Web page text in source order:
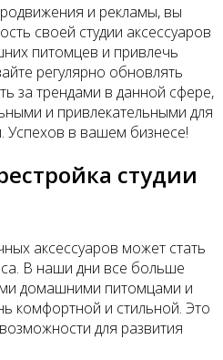
и рекламы, вы
своей студии аксессуаров
питомцев и привлечь
регулярно обновлять
за трендами в данной сфере,
и привлекательными для
Успехов в вашем бизнесе!
студии
аксессуаров может стать
В наши дни все больше
домашними питомцами и
комфортной и стильной. Это
для развития